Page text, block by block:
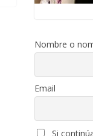
Nombre o
Email
Si